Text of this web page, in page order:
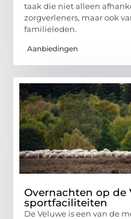
taak die niet alleen
zorgverleners, maar ook
familieleden.
Aanbiedingen
Overnachten op de
sportfaciliteiten
De Veluwe is een van de